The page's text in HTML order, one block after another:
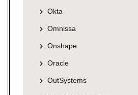
Okta
Omnissa
Onshape
Oracle
OutSystems